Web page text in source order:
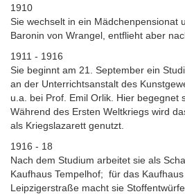
1910
Sie wechselt in ein Mädchenpensionat
Baronin von Wrangel, entflieht aber
1911 - 1916
Sie beginnt am 21. September ein
an der Unterrichtsanstalt des
u.a. bei Prof. Emil Orlik. Hier begegnet
Während des Ersten Weltkriegs wird
als Kriegslazarett genutzt.
1916 - 18
Nach dem Studium arbeitet sie als
Kaufhaus Tempelhof; für das
Leipzigerstraße macht sie Stoffentwürfe.